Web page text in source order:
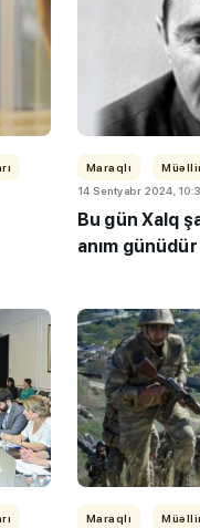
Maraqlı
14 Sentyabr 2024,
Bu gün Xalq
anım günüdür
Maraqlı